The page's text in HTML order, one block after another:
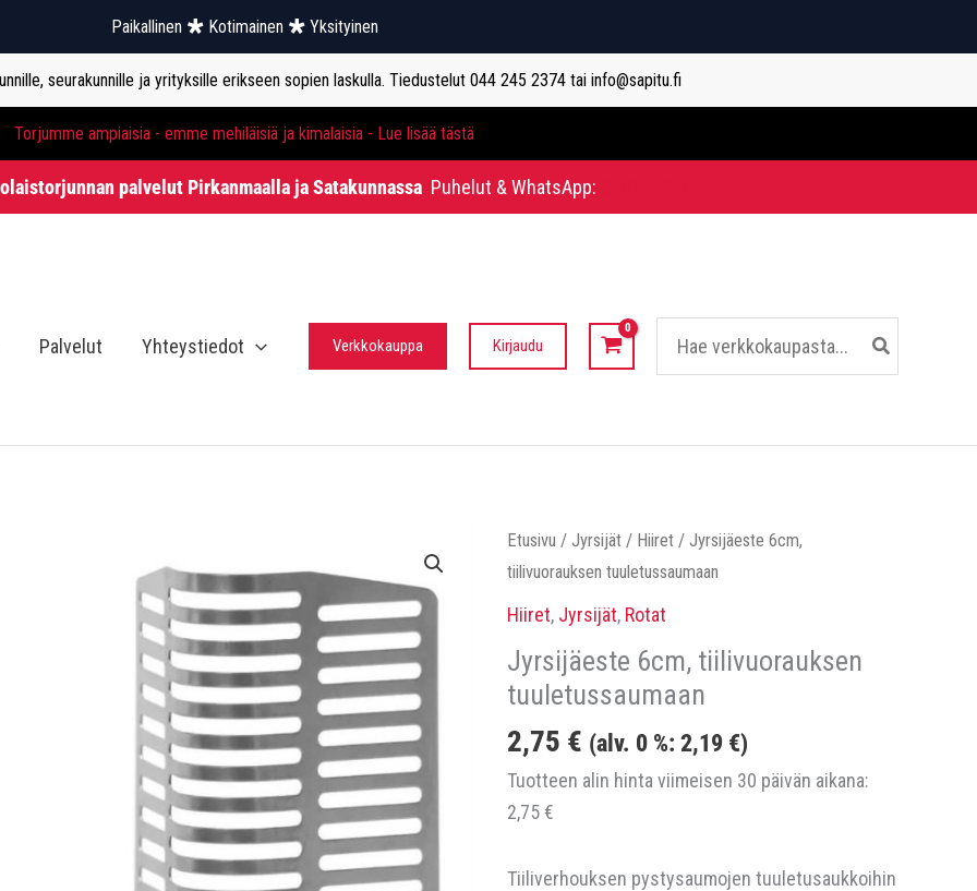
Paikallinen Kotimainen Yksityinen
seurakunnille ja yrityksille erikseen sopien laskulla. Tiedustelut 044 245 2374 tai info@sapitu.fi
Torjumme ampiaisia - emme mehiläisiä ja kimalaisia - Lue lisää tästä
palvelut Pirkanmaalla ja Satakunnassa Puhelut & WhatsApp:
Palvelut Yhteystiedot Verkkokauppa Kirjaudu
Etusivu / Jyrsijät/ Hiiret/ Jyrsijäeste 6cm,
tiilivuorauksen tuuletussaumaan
Hiiret, Jyrsijät, Rotat
Jyrsijäeste 6cm, tiilivuorauksen
tuuletussaumaan
2,75 € (alv. 0 %: 2,19 €)
Tuotteen alin hinta viimeisen 30 päivän aikana:
2,75€
Tiiliverhouksen pystysaumojen tuuletusaukkoihin